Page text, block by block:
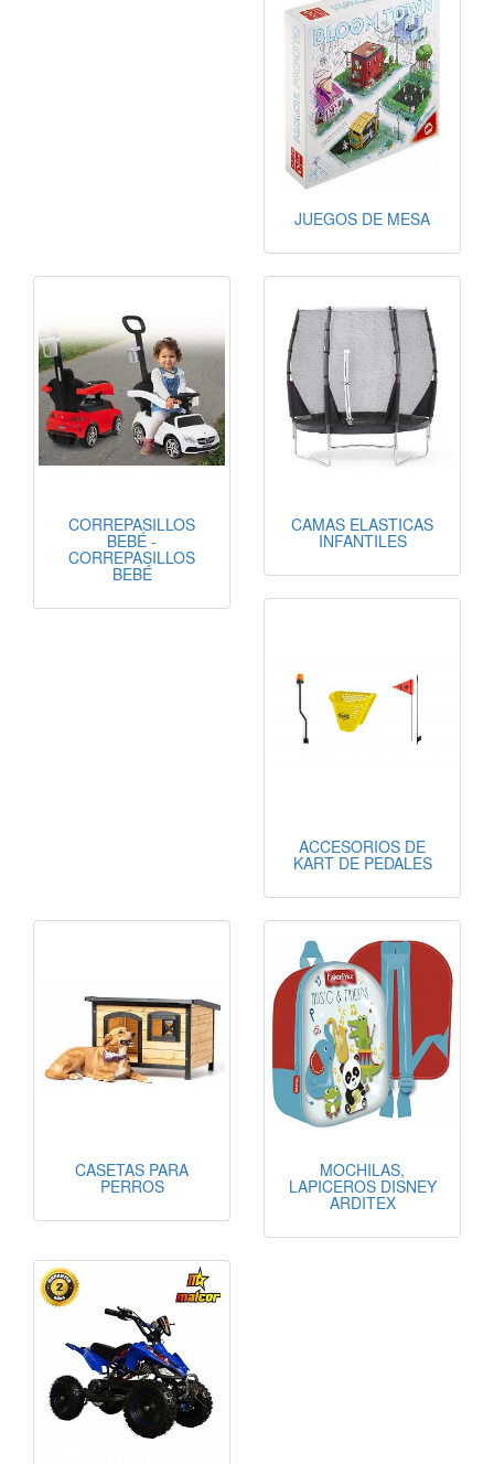
JUEGOS DE MESA
CORREPASILLOS
BEBÉ -
CORREPASILLOS
BEBÉ
CAMAS ELASTICAS
INFANTILES
ACCESORIOS DE
KART DE PEDALES
CASETAS PARA
PERROS
MOCHILAS,
LAPICEROS DISNEY
ARDITEX